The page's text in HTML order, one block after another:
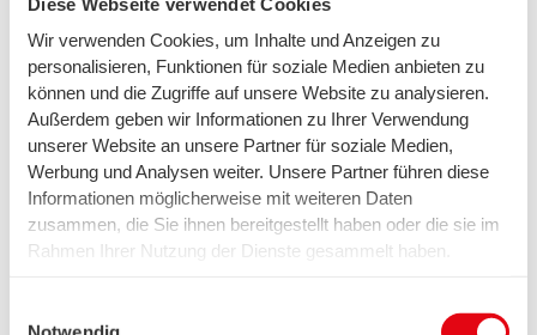
Wir verwenden Cookies, um Inhalte und Anzeigen zu
personalisieren, Funktionen für soziale Medien anbieten zu
können und die Zugriffe auf unsere Website zu analysieren.
Außerdem geben wir Informationen zu Ihrer Verwendung
unserer Website an unsere Partner für soziale Medien,
Werbung und Analysen weiter. Unsere Partner führen diese
Informationen möglicherweise mit weiteren Daten
zusammen, die Sie ihnen bereitgestellt haben oder die sie im
Rahmen Ihrer Nutzung der Dienste gesammelt haben.
existiert. Das birgt das Risiko des unbemerkten Zugriffs
Produktinformationsblatt swb Glasfaser
1000 - 24 Monate
swb Glasfaser - AGB und
Vertragsbedingungen
Allgemeine Geschäftsbedingungen der
EWE TEL GmbH für Installations- und
Servicearbeiten
(0,17 MB)